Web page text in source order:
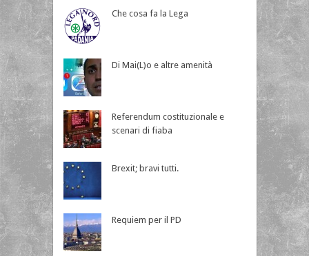
Che cosa fa la Lega
Di Mai(L)o e altre amenità
Referendum costituzionale e
scenari di fiaba
Brexit; bravi tutti.
Requiem per il PD